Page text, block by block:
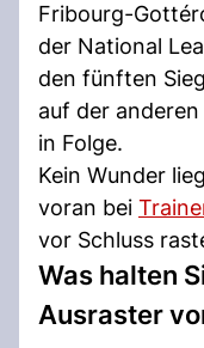
Fribourg-
der National
den fünften
auf der
in Folge.
Kein Wunder
voran bei
vor Schluss
Was halten
Ausraster